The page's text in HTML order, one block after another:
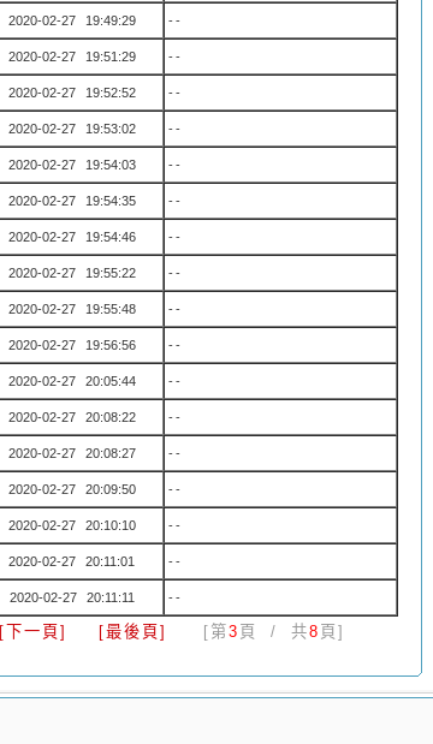
2020-02-27 19:49:29 --
2020-02-27 19:51:29 --
2020-02-27 19:52:52 --
2020-02-27 19:53:02 --
2020-02-27 19:54:03 --
2020-02-27 19:54:35 --
2020-02-27 19:54:46 --
2020-02-27 19:55:22 --
2020-02-27 19:55:48 --
2020-02-27 19:56:56 --
2020-02-27 20:05:44 --
2020-02-27 20:08:22 --
2020-02-27 20:08:27 --
2020-02-27 20:09:50 --
2020-02-27 20:10:10 --
2020-02-27 20:11:01 --
2020-02-27 20:11:11 --
[下一頁] [最後頁] [第3 頁 / 共8 頁]